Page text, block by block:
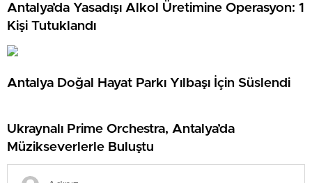
Antalya’da Yasadışı Alkol Üretimine Operasyon: 1
Kişi Tutuklandı
Antalya Doğal Hayat Parkı Yılbaşı İçin Süslendi
Ukraynalı Prime Orchestra, Antalya’da
Müzikseverlerle Buluştu